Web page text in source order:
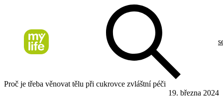
Proč je třeba věnovat tělu při cukrovce zvláštní péči
19. března 2024